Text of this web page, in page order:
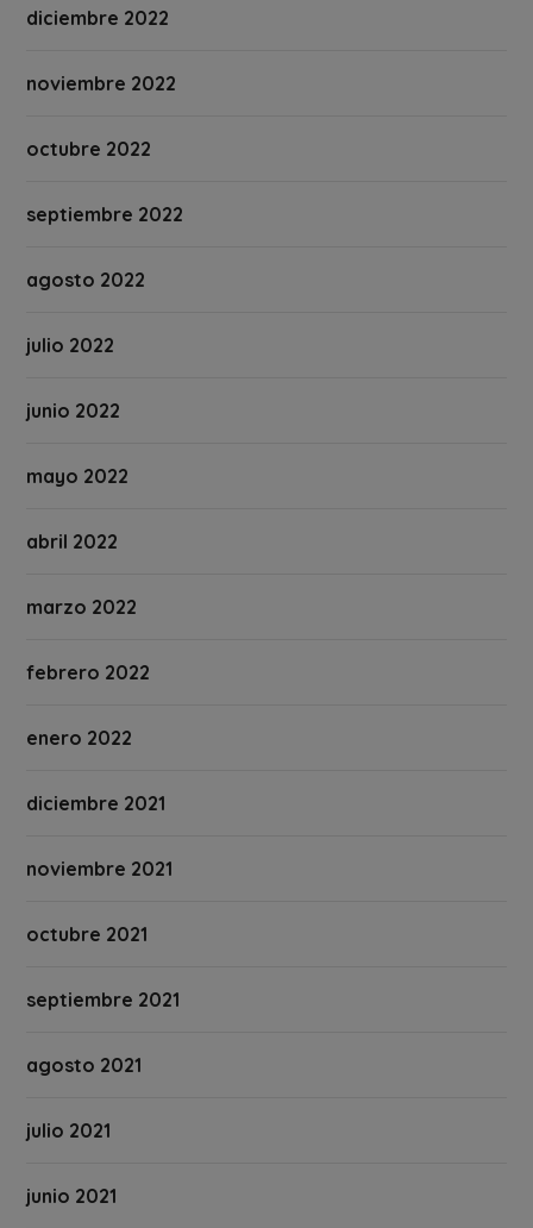
diciembre 2022
noviembre 2022
octubre 2022
septiembre 2022
agosto 2022
julio 2022
junio 2022
mayo 2022
abril 2022
marzo 2022
febrero 2022
enero 2022
diciembre 2021
noviembre 2021
octubre 2021
septiembre 2021
agosto 2021
julio 2021
junio 2021